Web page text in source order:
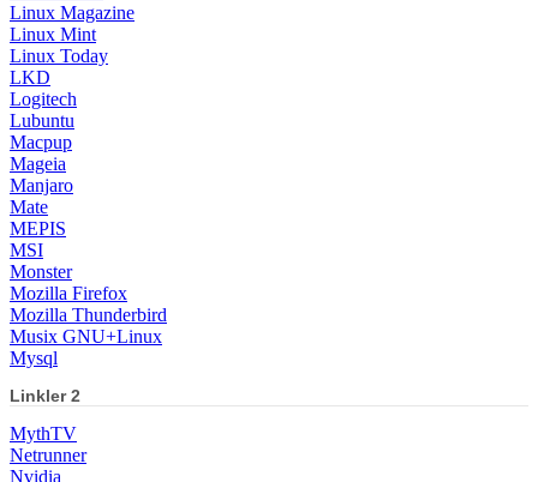
Linux Magazine
Linux Mint
Linux Today
LKD
Logitech
Lubuntu
Macpup
Mageia
Manjaro
Mate
MEPIS
MSI
Monster
Mozilla Firefox
Mozilla Thunderbird
Musix GNU+Linux
Mysql
Linkler 2
MythTV
Netrunner
Nvidia